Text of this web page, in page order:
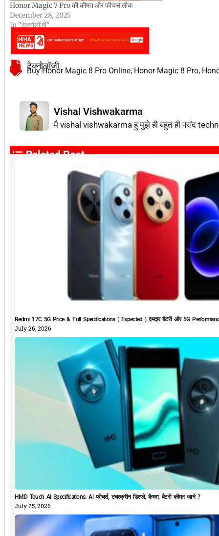
Honor Magic 7 Pro की कीमत और फीचर्स लीक
December 28, 2025
In "टेक्नोलॉजी"
टेक्नोलॉजी
Buy Honor Magic 8 Pro Online, Honor Magic 8 Pro,
Vishal Vishwakarma
मै vishal vishwakarma हु मुझे ही बहुत ही पसंद
Related Post
Redmi 17C 5G Price & Full Specifications ( Expected ) दमदार बैटरी और 5G
July 26, 2026
HMD Touch AI Specifications: Ai फीचर्स, टचस्क्रीन डिस्प्ले, कैमरा, बैटरी कीमत जाने ?
July 25, 2026